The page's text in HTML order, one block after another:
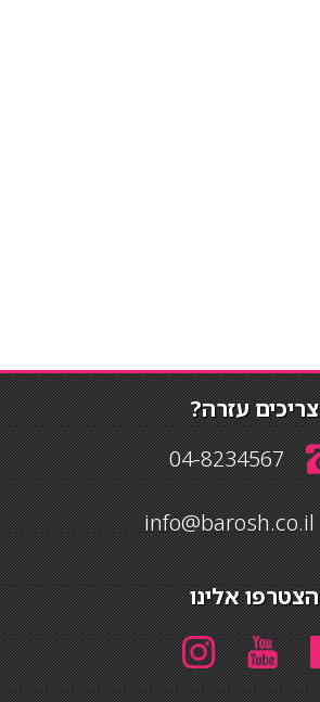
צריכים עזרה?
04-8234567
info@barosh.co.il
הצטרפו אלינו